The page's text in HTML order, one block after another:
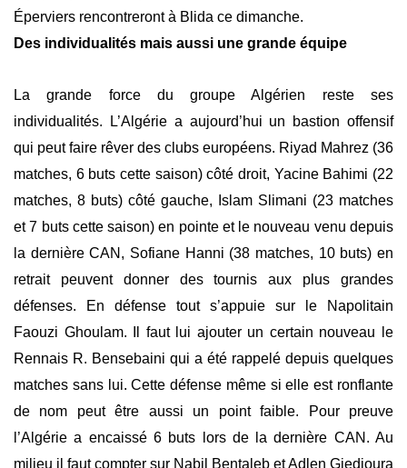
Éperviers rencontreront à Blida ce dimanche.
Des individualités mais aussi une grande équipe
La grande force du groupe Algérien reste ses
individualités. L’Algérie a aujourd’hui un bastion offensif
qui peut faire rêver des clubs européens. Riyad Mahrez (36
matches, 6 buts cette saison) côté droit, Yacine Bahimi (22
matches, 8 buts) côté gauche, Islam Slimani (23 matches
et 7 buts cette saison) en pointe et le nouveau venu depuis
la dernière CAN, Sofiane Hanni (38 matches, 10 buts) en
retrait peuvent donner des tournis aux plus grandes
défenses. En défense tout s’appuie sur le Napolitain
Faouzi Ghoulam. Il faut lui ajouter un certain nouveau le
Rennais R. Bensebaini qui a été rappelé depuis quelques
matches sans lui. Cette défense même si elle est ronflante
de nom peut être aussi un point faible. Pour preuve
l’Algérie a encaissé 6 buts lors de la dernière CAN. Au
milieu il faut compter sur Nabil Bentaleb et Adlen Giedioura